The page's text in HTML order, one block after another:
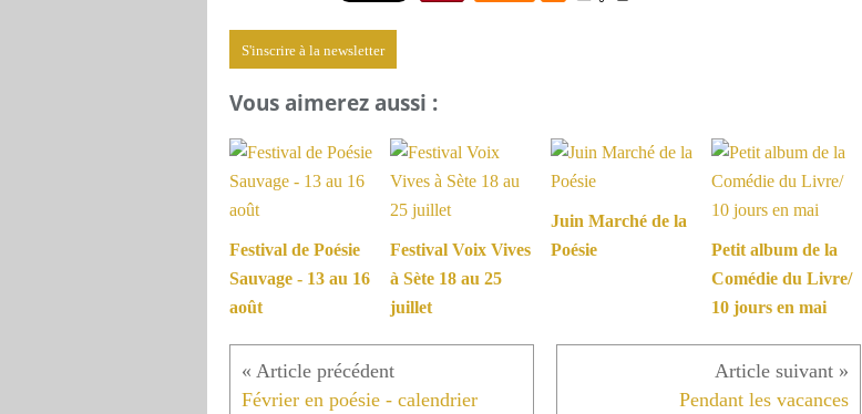
S'inscrire à la newsletter
Vous aimerez aussi :
Festival de Poésie
Sauvage - 13 au 16
août
Festival Voix Vives
à Sète 18 au 25
juillet
Juin Marché de la
Poésie
Petit album de la
Comédie du Livre/
10 jours en mai
Février en poésie - calendrier Pendant les vacances